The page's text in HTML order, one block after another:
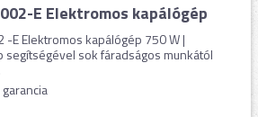
E Elektromos kapálógép
-E Elektromos kapálógép 750 W |
segítségével sok fáradságos munkától